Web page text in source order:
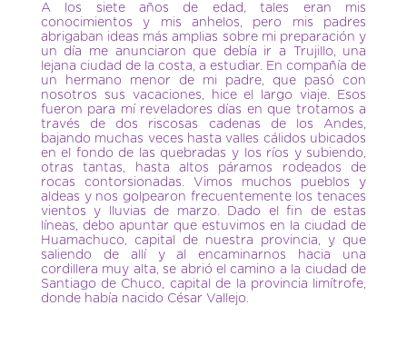
A los siete años de edad, tales eran mis
conocimientos y mis anhelos, pero mis padres
abrigaban ideas más amplias sobre mi preparación y
un día me anunciaron que debía ir a Trujillo, una
lejana ciudad de la costa, a estudiar. En compañía de
un hermano menor de mi padre, que pasó con
nosotros sus vacaciones, hice el largo viaje. Esos
fueron para mí reveladores días en que trotamos a
través de dos riscosas cadenas de los Andes,
bajando muchas veces hasta valles cálidos ubicados
en el fondo de las quebradas y los ríos y subiendo,
otras tantas, hasta altos páramos rodeados de
rocas contorsionadas. Vimos muchos pueblos y
aldeas y nos golpearon frecuentemente los tenaces
vientos y lluvias de marzo. Dado el fin de estas
líneas, debo apuntar que estuvimos en la ciudad de
Huamachuco, capital de nuestra provincia, y que
saliendo de allí y al encaminarnos hacia una
cordillera muy alta, se abrió el camino a la ciudad de
Santiago de Chuco, capital de la provincia limítrofe,
donde había nacido César Vallejo.